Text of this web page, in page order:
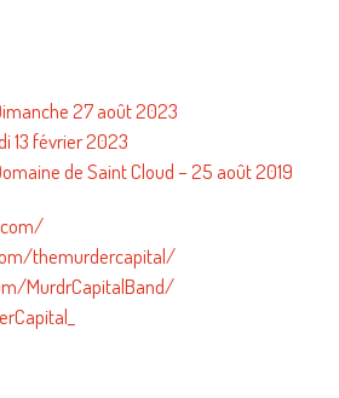
27 août 2023
13 février 2023
de Saint Cloud – 25 août 2019
themurdercapital/
MurdrCapitalBand/